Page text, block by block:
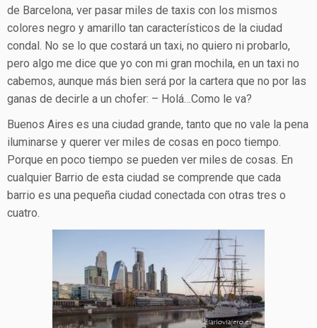
de Barcelona, ver pasar miles de taxis con los mismos
colores negro y amarillo tan característicos de la ciudad
condal. No se lo que costará un taxi, no quiero ni probarlo,
pero algo me dice que yo con mi gran mochila, en un taxi no
cabemos, aunque más bien será por la cartera que no por las
ganas de decirle a un chofer: – Holá…Como le va?
Buenos Aires es una ciudad grande, tanto que no vale la pena
iluminarse y querer ver miles de cosas en poco tiempo.
Porque en poco tiempo se pueden ver miles de cosas. En
cualquier Barrio de esta ciudad se comprende que cada
barrio es una pequeña ciudad conectada con otras tres o
cuatro.